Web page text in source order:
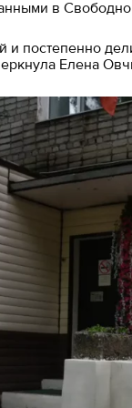
в
и постепенно
Елена